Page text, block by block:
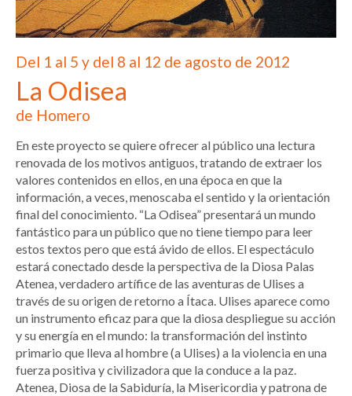
Del 1 al 5 y del 8 al 12 de agosto de 2012
La Odisea
de Homero
En este proyecto se quiere ofrecer al público una lectura
renovada de los motivos antiguos, tratando de extraer los
valores contenidos en ellos, en una época en que la
información, a veces, menoscaba el sentido y la orientación
final del conocimiento. “La Odisea” presentará un mundo
fantástico para un público que no tiene tiempo para leer
estos textos pero que está ávido de ellos. El espectáculo
estará conectado desde la perspectiva de la Diosa Palas
Atenea, verdadero artífice de las aventuras de Ulises a
través de su origen de retorno a Ítaca. Ulises aparece como
un instrumento eficaz para que la diosa despliegue su acción
y su energía en el mundo: la transformación del instinto
primario que lleva al hombre (a Ulises) a la violencia en una
fuerza positiva y civilizadora que la conduce a la paz.
Atenea, Diosa de la Sabiduría, la Misericordia y patrona de